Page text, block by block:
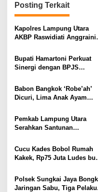
a
s
i
o
Posting Terkait
Kapolres Lampung Utara
AKBP Raswidiati Anggraini
Tokoh Masyarakat dan Adat
Perkuat Kamtibmas
Bupati Hamartoni Perkuat
Sinergi dengan BPJS
Kesehatan Makin Cepat dan
Mudah
Babon Bangkok ‘Robe’ah’
Dicuri, Lima Anak Ayam
Gang Jalaba Kotabumi
Pemkab Lampung Utara
Serahkan Santunan
Korban Kebakaran
Cucu Kades Bobol Rumah
Kakek, Rp75 Juta Ludes
Ditembak Polisi
Polsek Sungkai Jaya
Jaringan Sabu, Tiga Pelaku